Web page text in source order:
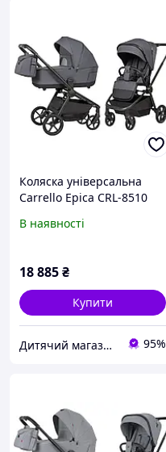
Коляска універсальна
Carrello Epica CRL-8510
В наявності
18 885₴
Купити
Дитячий магазин "Плюшевий Зайка" 95%